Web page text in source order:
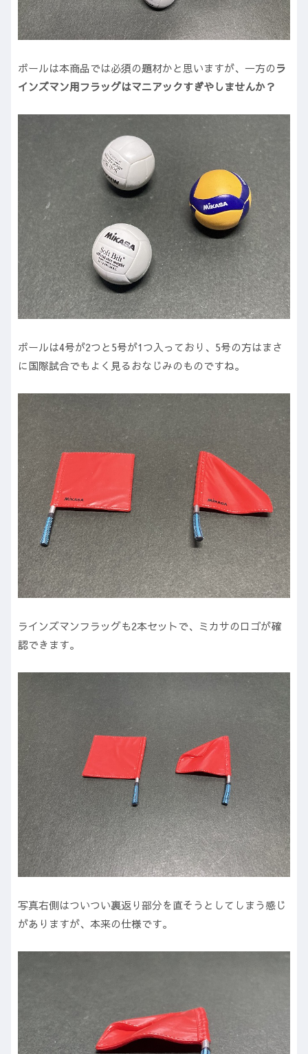
ボールは本商品では必須の題材かと思いますが、一方のラ
インズマン用フラッグはマニアックすぎやしませんか？
ボールは4号が2つと5号が1つ入っており、5号の方はまさ
に国際試合でもよく見るおなじみのものですね。
ラインズマンフラッグも2本セットで、ミカサのロゴが確
認できます。
写真右側はついつい裏返り部分を直そうとしてしまう感じ
がありますが、本来の仕様です。